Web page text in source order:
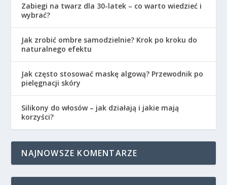
Zabiegi na twarz dla 30-latek – co warto wiedzieć i
wybrać?
Jak zrobić ombre samodzielnie? Krok po kroku do
naturalnego efektu
Jak często stosować maskę algową? Przewodnik po
pielęgnacji skóry
Silikony do włosów – jak działają i jakie mają
korzyści?
NAJNOWSZE KOMENTARZE